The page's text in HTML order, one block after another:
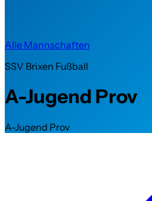
Alle Mannschaften
SSV Brixen Fußball
A-Jugend Prov
A-Jugend Prov